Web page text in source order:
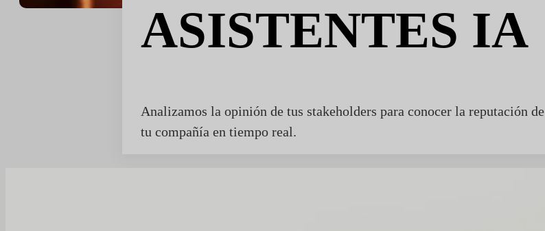
ASISTENTES IA
Analizamos la opinión de tus stakeholders para conocer la reputación de
tu compañía en tiempo real.